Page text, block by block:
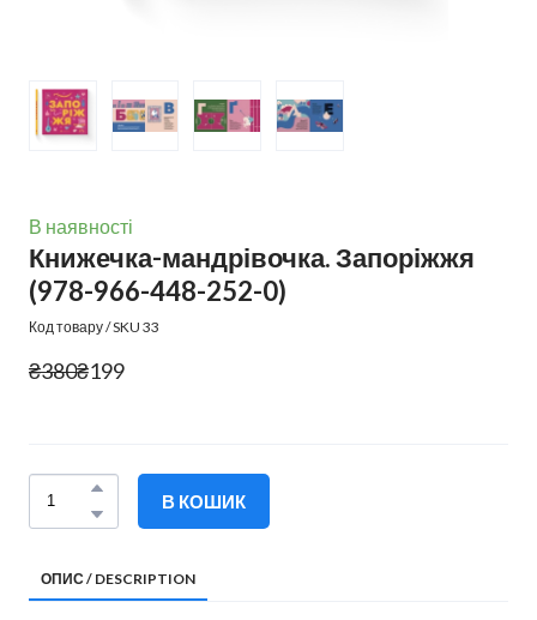
В наявності
Книжечка-мандрівочка. Запоріжжя
(978-966-448-252-0)
Код товару / SKU 33
₴380₴199
В КОШИК
ОПИС / DESCRIPTION